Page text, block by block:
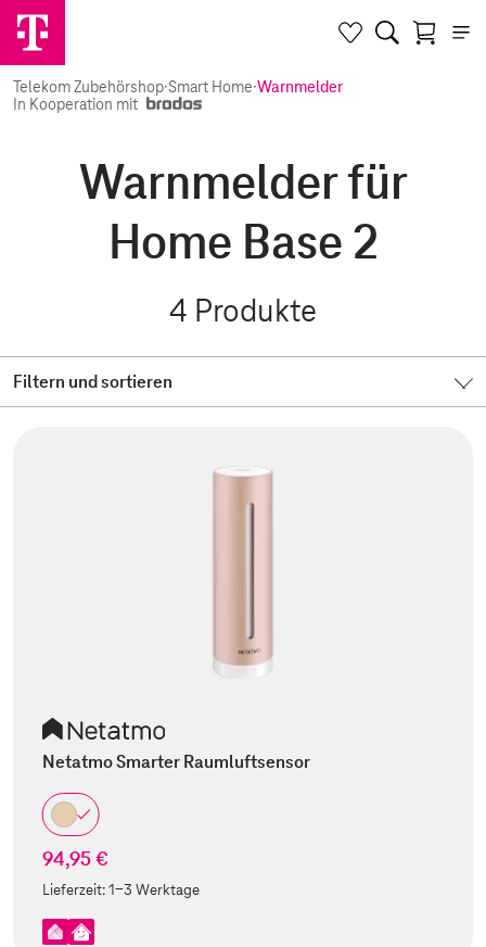
Telekom Zubehörshop·Smart Home·Warnmelder
In Kooperation mit
Warnmelder für
Home Base 2
4 Produkte
Filtern und sortieren
Netatmo Smarter Raumluftsensor
94,95 €
Lieferzeit:1-3 Werktage